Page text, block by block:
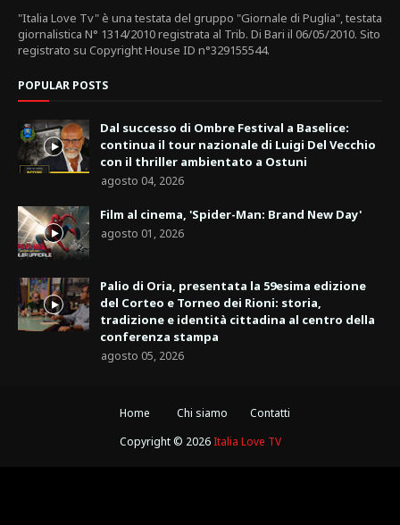
"Italia Love Tv" è una testata del gruppo "Giornale di Puglia", testata
giornalistica N° 1314/2010 registrata al Trib. Di Bari il 06/05/2010. Sito
registrato su Copyright House ID n°329155544.
POPULAR POSTS
Dal successo di Ombre Festival a Baselice:
continua il tour nazionale di Luigi Del Vecchio
con il thriller ambientato a Ostuni
agosto 04, 2026
Film al cinema, 'Spider-Man: Brand New Day'
agosto 01, 2026
Palio di Oria, presentata la 59esima edizione
del Corteo e Torneo dei Rioni: storia,
tradizione e identità cittadina al centro della
conferenza stampa
agosto 05, 2026
Home Chi siamo
Contatti
Copyright © 2026 Italia Love TV